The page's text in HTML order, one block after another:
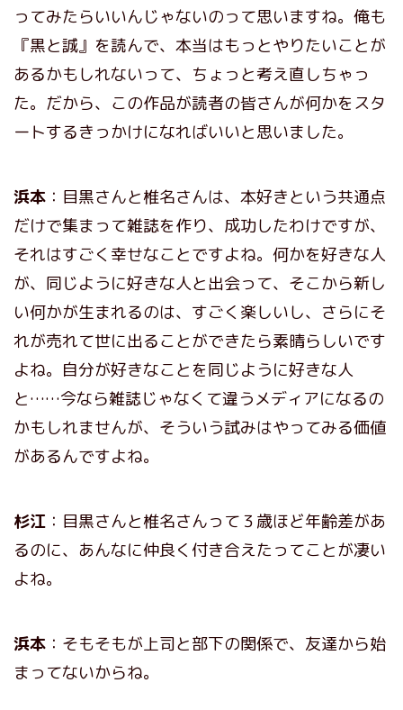
ってみたらいいんじゃないのって思いますね。俺も
『黒と誠』を読んで、本当はもっとやりたいことが
あるかもしれないって、ちょっと考え直しちゃっ
た。だから、この作品が読者の皆さんが何かをスタ
ートするきっかけになればいいと思いました。
浜本 ：目黒さんと椎名さんは、本好きという共通点
だけで集まって雑誌を作り、成功したわけですが、
それはすごく幸せなことですよね。何かを好きな人
が、同じように好きな人と出会って、そこから新し
い何かが生まれるのは、すごく楽しいし、さらにそ
れが売れて世に出ることができたら素晴らしいです
よね。自分が好きなことを同じように好きな人
と……今なら雑誌じゃなくて違うメディアになるの
かもしれませんが、そういう試みはやってみる価値
があるんですよね。
杉江 ：目黒さんと椎名さんって３歳ほど年齢差があ
るのに、あんなに仲良く付き合えたってことが凄い
よね。
浜本 ：そもそもが上司と部下の関係で、友達から始
まってないからね。